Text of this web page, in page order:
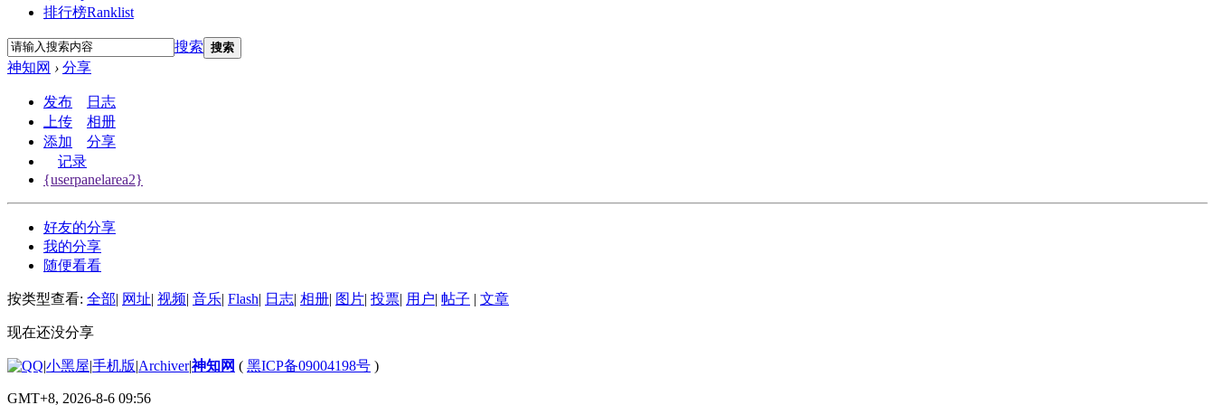
排行榜Ranklist
搜索 搜索
神知网 › 分享
发布
日志
上传
相册
添加
分享
记录
{userpanelarea2}
好友的分享
我的分享
随便看看
按类型查看: 全部| 网址| 视频| 音乐| Flash| 日志| 相册| 图片| 投票| 用户| 帖子 | 文章
现在还没分享
|小黑屋|手机版|Archiver|神知网 ( 黑ICP备09004198号 )
GMT+8, 2026-8-6 09:56